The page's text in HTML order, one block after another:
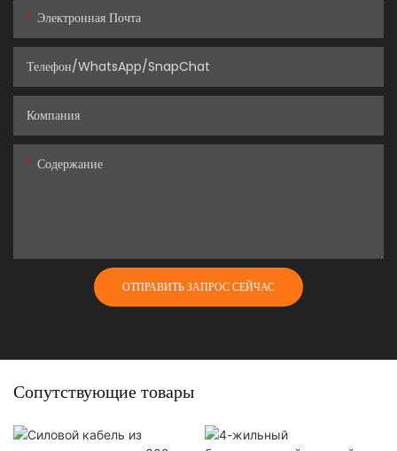
Электронная Почта
Телефон/WhatsApp/SnapChat
Компания
Содержание
ОТПРАВИТЬ ЗАПРОС СЕЙЧАС
Сопутствующие товары